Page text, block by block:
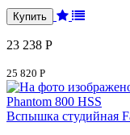
23 238 Р
25 820 Р
Вспышка студийная